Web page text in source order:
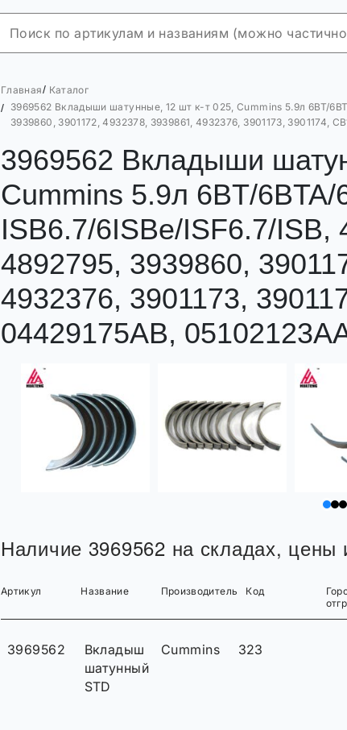
Главная/ Каталог
/ 3969562 Вкладыши шатунные, 12 шт к-т 025, Cummins 5.9л 6BT/
3939860, 3901172, 4932378, 3939861, 4932376, 3901173, 3901174,
3969562 Вкладыши
Cummins 5.9л 6BT/6BTA/
ISB6.7/6ISBe/ISF6.7/ISB,
4892795, 3939860,
4932376, 3901173,
04429175AB,
Наличие 3969562 на складах, цены
Артикул Название Производитель Код
3969562
Вкладыш
шатунный
STD
Cummins 323